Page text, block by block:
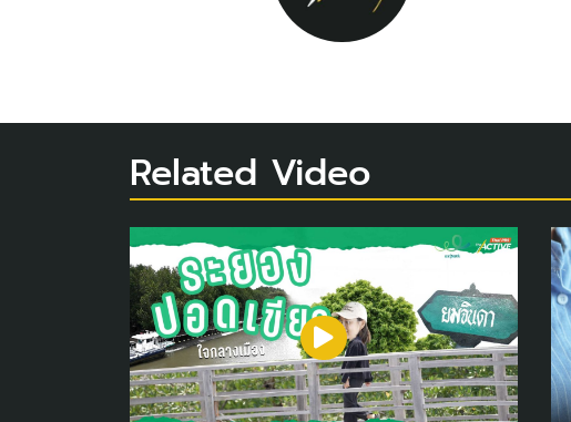
Related Video